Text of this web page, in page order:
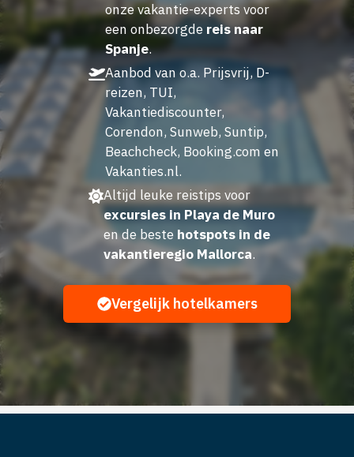
onze vakantie-experts voor
een onbezorgde reis naar
Spanje.
Aanbod van o.a. Prijsvrij, D-
reizen, TUI,
Vakantiediscounter,
Corendon, Sunweb, Suntip,
Beachcheck, Booking.com en
Vakanties.nl.
Altijd leuke reistips voor
excursies in Playa de Muro
en de beste hotspots in de
vakantieregio Mallorca.
Vergelijk hotelkamers